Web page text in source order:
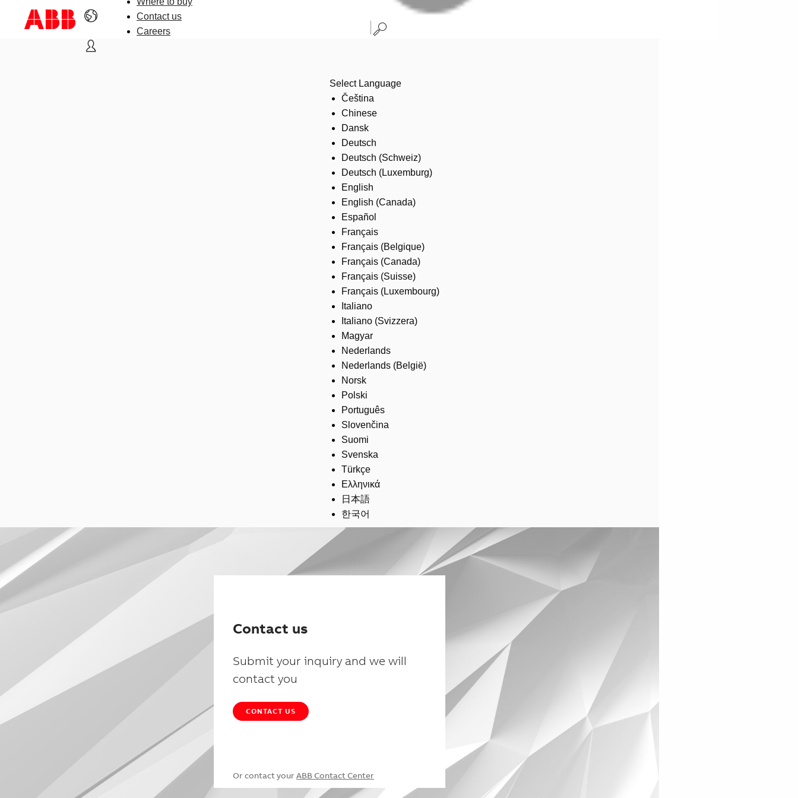
Contact us
Careers
Select Language
Čeština
Chinese
Dansk
Deutsch
Deutsch (Schweiz)
Deutsch (Luxemburg)
English
English (Canada)
Español
Français
Français (Belgique)
Français (Canada)
Français (Suisse)
Français (Luxembourg)
Italiano
Italiano (Svizzera)
Magyar
Nederlands
Nederlands (België)
Norsk
Polski
Português
Slovenčina
Suomi
Svenska
Türkçe
Ελληνικά
日本語
한국어
Contact us
Submit your inquiry and we will
contact you
CONTACT US
Or contact your ABB Contact Center